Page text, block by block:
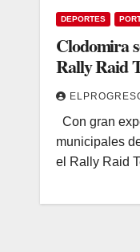
DEPORTES
Clodomira
Rally Raid
Con gran
municipales
el Rally Raid